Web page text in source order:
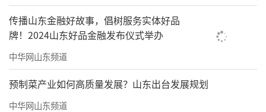
传播山东金融好故事，倡树服务实体好品
牌！2024山东好品金融发布仪式举办
中华网山东频道
预制菜产业如何高质量发展？山东出台发展规划
中华网山东频道